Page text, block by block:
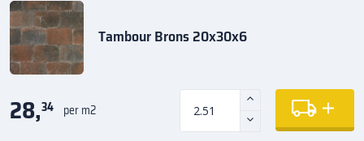
Tambour Brons 20x30x6
28,34 per m2